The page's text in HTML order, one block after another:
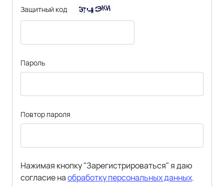
Защитный код
Пароль
Повтор пароля
Нажимая кнопку "Зарегистрироваться" я даю
согласие наобработку персональных данных.